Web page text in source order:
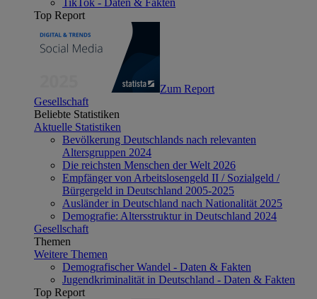
Top Report
Zum Report
Gesellschaft
Beliebte Statistiken
Aktuelle Statistiken
Bevölkerung Deutschlands nach relevanten
Altersgruppen 2024
Die reichsten Menschen der Welt 2026
Empfänger von Arbeitslosengeld II / Sozialgeld /
Bürgergeld in Deutschland 2005-2025
Ausländer in Deutschland nach Nationalität 2025
Demografie: Altersstruktur in Deutschland 2024
Gesellschaft
Themen
Weitere Themen
Demografischer Wandel - Daten & Fakten
Jugendkriminalität in Deutschland - Daten & Fakten
Top Report